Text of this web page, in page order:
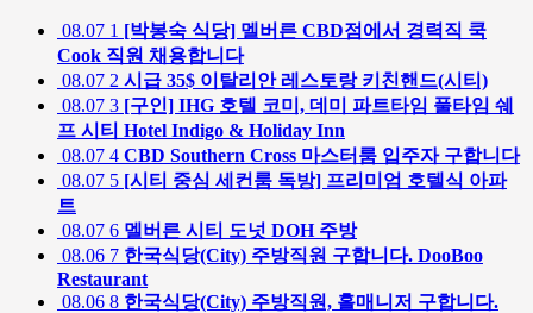
08.07 1 [박봉숙 식당] 멜버른 CBD점에서 경력직 쿡
Cook 직원 채용합니다
08.07 2 시급 35$ 이탈리안 레스토랑 키친핸드(시티)
08.07 3 [구인] IHG 호텔 코미, 데미 파트타임 풀타임 쉐
프 시티 Hotel Indigo & Holiday Inn
08.07 4 CBD Southern Cross 마스터룸 입주자 구합니다
08.07 5 [시티 중심 세컨룸 독방] 프리미엄 호텔식 아파
트
08.07 6 멜버른 시티 도넛 DOH 주방
08.06 7 한국식당(City) 주방직원 구합니다. DooBoo
Restaurant
08.06 8 한국식당(City) 주방직원, 홀매니저 구합니다.